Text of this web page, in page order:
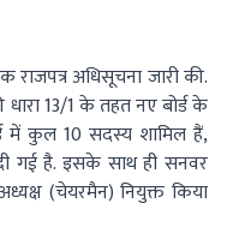
अधिसूचना जारी की.
13/1 के तहत नए बोर्ड के
में कुल 10 सदस्य शामिल हैं,
गई है. इसके साथ ही सनवर
(चेयरमैन) नियुक्त किया